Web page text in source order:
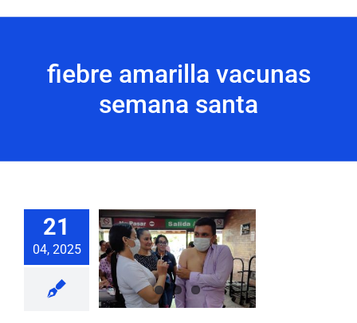
La Empresa
Rendición de Cuentas
Buscar:
Atención y Servicios a la Ciudadanía
Ayudas para Navegar
fiebre amarilla vacunas
semana santa
21
04, 2025
jornada
en
Santa